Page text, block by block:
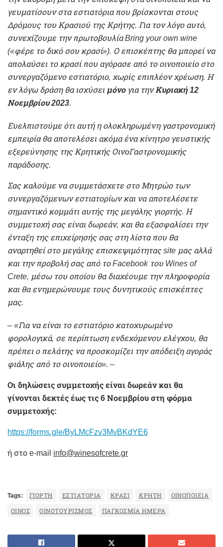
γευματίσουν στα εστιατόρια που βρίσκονται στους
Δρόμους του Κρασιού της Κρήτης. Για τον λόγο αυτό,
συνεχίζουμε την πρωτοβουλία Bring your own wine
(«φέρε το δικό σου κρασί»). Ο επισκέπτης θα μπορεί να
απολαύσει το κρασί που αγόρασε από το οινοποιείο στο
συνεργαζόμενο εστιατόριο, χωρίς επιπλέον χρέωση. Η
εν λόγω δράση θα ισχύσει μόνογια τηνΚυριακή 12
Νοεμβρίου 2023.
Ευελπιστούμε ότι αυτή η ολοκληρωμένη γαστρονομική
εμπειρία θα αποτελέσει ακόμα ένα κίνητρο γευστικής
εξερεύνησης της Κρητικής ΟινοΓαστρονομικής
παράδοσης.
Σας καλούμε να συμμετάσχετε στο Μητρώο των
συνεργαζόμενων εστιατορίων και να αποτελέσετε
σημαντικό κομμάτι αυτής της μεγάλης γιορτής. Η
συμμετοχή σας είναι δωρεάν, και θα εξασφαλίσει την
ένταξη της επιχείρησής σας στη λίστα που θα
αναρτηθεί στο μεγάλης επισκεψιμότητας site μας αλλά
και την προβολή σας από το Facebook του Wines of
Crete, μέσω του οποίου θα διαχέουμε την πληροφορία
και θα ενημερώνουμε τους δυνητικούς επισκέπτες
μας.
– «Για να είναι το εστιατόριο κατοχυρωμένο
φορολογικά, σε περίπτωση ενδεχόμενου ελέγχου, θα
πρέπει ο πελάτης να προσκομίζει την απόδειξη αγοράς
φιάλης από το οινοποιείο». –
Οι δηλώσεις συμμετοχής είναι δωρεάν και θα
γίνονται δεκτές έως τις 6 Νοεμβρίου στη φόρμα
συμμετοχής:
https://forms.gle/ByLMcFzv3MvBKdYE6
ή στο e-mail info@winesofcrete.gr
Tags: ΓΙΟΡΤΉ ΕΣΤΙΑΤΌΡΙΑ ΚΡΑΣΊ ΚΡΉΤΗ ΟΙΝΟΠΟΙΕΊΑ
ΟΊΝΟΣ ΟΙΝΟΤΟΥΡΙΣΜΌΣ ΠΑΓΚΌΣΜΙΑ ΗΜΈΡΑ